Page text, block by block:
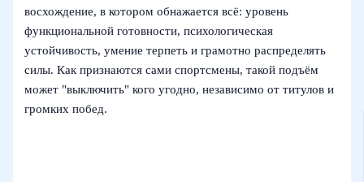
восхождение, в котором обнажается всё: уровень
функциональной готовности, психологическая
устойчивость, умение терпеть и грамотно распределять
силы. Как признаются сами спортсмены, такой подъём
может "выключить" кого угодно, независимо от титулов и
громких побед.